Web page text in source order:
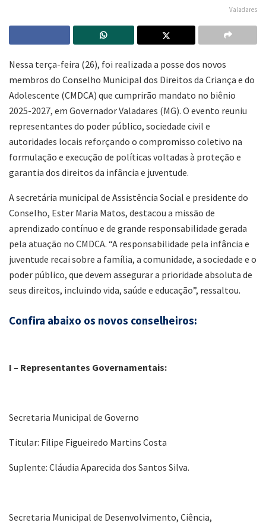
Valadares
Nessa terça-feira (26), foi realizada a posse dos novos
membros do Conselho Municipal dos Direitos da Criança e do
Adolescente (CMDCA) que cumprirão mandato no biênio
2025-2027, em Governador Valadares (MG). O evento reuniu
representantes do poder público, sociedade civil e
autoridades locais reforçando o compromisso coletivo na
formulação e execução de políticas voltadas à proteção e
garantia dos direitos da infância e juventude.
A secretária municipal de Assistência Social e presidente do
Conselho, Ester Maria Matos, destacou a missão de
aprendizado contínuo e de grande responsabilidade gerada
pela atuação no CMDCA. “A responsabilidade pela infância e
juventude recai sobre a família, a comunidade, a sociedade e o
poder público, que devem assegurar a prioridade absoluta de
seus direitos, incluindo vida, saúde e educação”, ressaltou.
Confira abaixo os novos conselheiros:
I – Representantes Governamentais:
Secretaria Municipal de Governo
Titular: Filipe Figueiredo Martins Costa
Suplente: Cláudia Aparecida dos Santos Silva.
Secretaria Municipal de Desenvolvimento, Ciência,